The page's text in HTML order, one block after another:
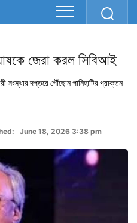
জেরা করল সিবিআই
সংস্থার দপ্তরে পৌঁছোন পানিহাটির প্রাক্তন
June 18, 2026 3:38 pm